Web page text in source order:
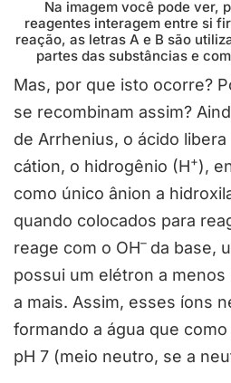
Na imagem você pode ver,
reagentes interagem entre si
reação, as letras A e B são
partes das substâncias e
Mas, por que isto ocorre?
se recombinam assim?
de Arrhenius, o ácido
cátion, o hidrogênio (H+),
como único ânion a
quando colocados para
reage com o OH– da base,
possui um elétron a
a mais. Assim, esses íons
formando a água que
pH 7 (meio neutro, se a